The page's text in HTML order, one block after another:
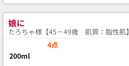
娘に
たろちゃ様【45－49歳 肌質：脂性肌】
4点
200ml